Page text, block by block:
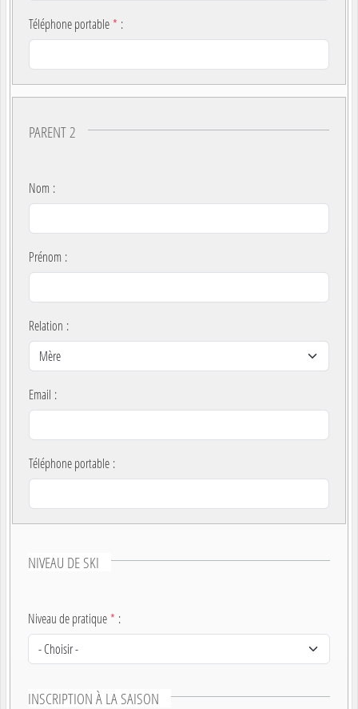
Téléphone portable* :
PARENT 2
Nom :
Prénom :
Relation :
Email :
Téléphone portable :
NIVEAU DE SKI
Niveau de pratique* :
INSCRIPTION À LA SAISON